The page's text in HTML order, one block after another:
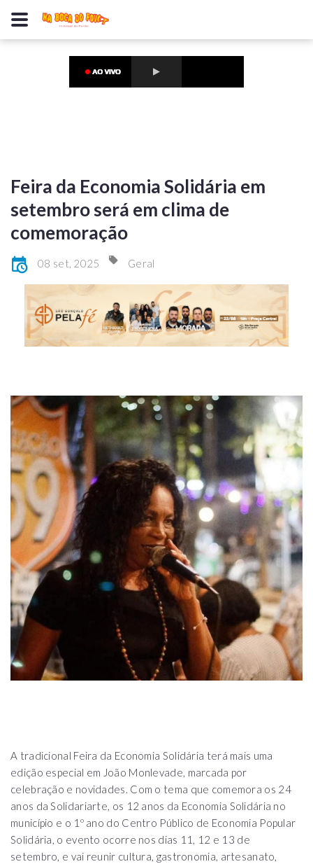
Feira da Economia Solidária em
setembro será em clima de
comemoração
08 set, 2025 Geral
A tradicional Feira da Economia Solidária terá mais uma
edição especial em João Monlevade, marcada por
celebração e novidades. Com o tema que comemora os 24
anos da Solidariarte, os 12 anos da Economia Solidária no
município e o 1º ano do Centro Público de Economia Popular
Solidária, o evento ocorre nos dias 11, 12 e 13 de
setembro, e vai reunir cultura, gastronomia, artesanato,